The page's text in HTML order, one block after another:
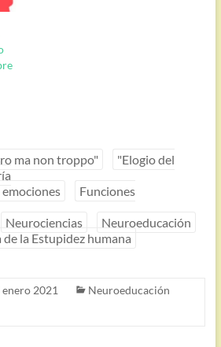
ma non troppo"
"Elogio del
emociones
Funciones
Neurociencias
Neuroeducación
de la Estupidez humana
enero 2021
Neuroeducación